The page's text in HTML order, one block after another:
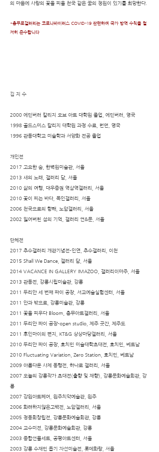
의 마음에 사랑의 꽃을 피울 천국 같은 꿈의 정원이 있기를 희망한다.
*충무로갤러리는 코로나바이러스 COVID-19 관련하여 국가 방역 수칙을 철
저히 준수합니다
김 지 수
2000 에딘버러 칼리지 오브 아트 대학원 졸업, 에딘버러, 영국
1998 골드스미스 칼리지 대학원 과정 수료, 런던, 영국
1996 관동대학교 미술학과 서양화 전공 졸업
개인전
2017 고요한 숨, 한벽원미술관, 서울
2013 새의 노래, 갤러리 담, 서울
2010 삶의 여행, 대우증권 역삼역갤러리, 서울
2010 꽃이 피는 바다, 목인갤러리, 서울
2006 천국으로의 항해, 노암갤러리, 서울
2002 잃어버린 섬의 기억, 갤러리 썬&문, 서울
단체전
2017 추수갤러리 개관기념전-인연, 추수갤러리, 이천
2015 Shall We Dance, 갤러리 담, 서울
2014 VACANCE IN GALLERY IMAZOO, 갤러리이마주, 서울
2013 관동전, 강릉시립미술관, 강릉
2011 두리안 세 번째 파이 공장, 서교예술실험센터, 서울
2011 안과 밖으로, 강릉미술관, 강릉
2011 꽃을 피우다 Bloom, 충무아트갤러리, 서울
2011 두리안 파이 공장-open studio, 제주 곳간, 제주도
2011 후인마이의 편지, KT&G 상상마당갤러리, 서울
2010 두리안 파이 공장, 호치민 미술대학초대전, 호치민, 베트남
2010 Fluctuating Variation, Zero Station, 호치민, 베트남
2009 아름다운 사제 동행전, 하나로 갤러리, 서울
2007 오늘의 강릉작가 초대전(출향 및 재향), 강릉문화예술회관, 강
릉
2007 강원아트페어, 원주치악예술관, 원주
2006 화려하지않은고백전, 노암갤러리, 서울
2005 정동회창립전, 강릉문화예술회관, 강릉
2004 교수미전, 강릉문화예술회관, 강릉
2003 종합선물세트, 공평아트센터, 서울
2003 강릉 수재민 돕기 자선미술전, 롯데화랑, 서울